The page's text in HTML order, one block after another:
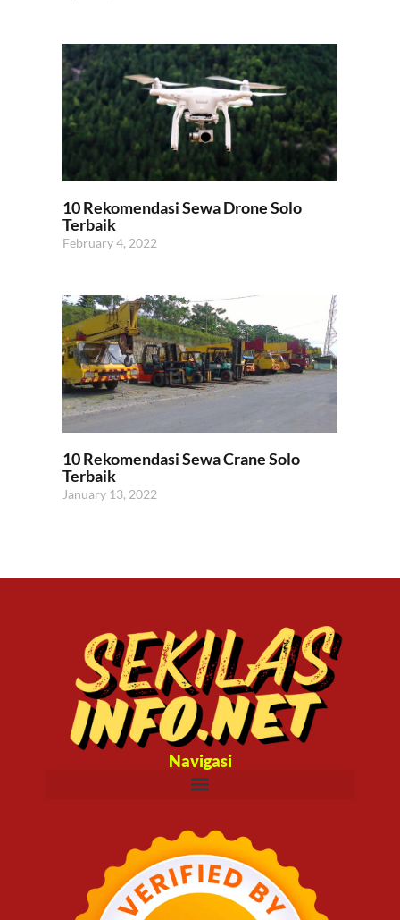
10 Rekomendasi Sewa Drone Solo
Terbaik
February 4, 2022
10 Rekomendasi Sewa Crane Solo
Terbaik
January 13, 2022
Navigasi